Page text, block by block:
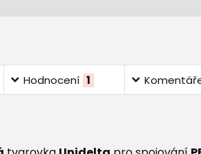
Hodnocení 1